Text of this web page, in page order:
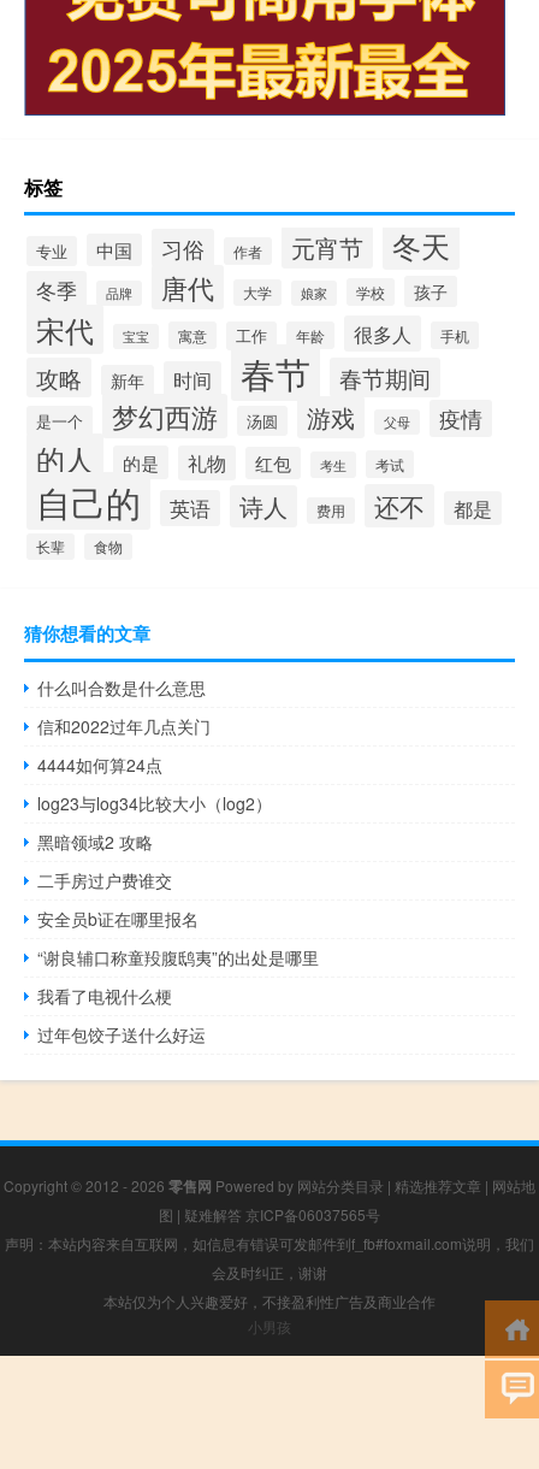
标签
专业 中国 习俗 作者 元宵节 冬天
冬季 品牌 唐代 大学 娘家 学校 孩子
宋代 宝宝 寓意 工作 年龄 很多人 手机
攻略 新年 时间 春节 春节期间
是一个 梦幻西游 汤圆 游戏 父母 疫情
的人 的是 礼物 红包 考生 考试
自己的 英语 诗人 费用 还不 都是
长辈 食物
猜你想看的文章
什么叫合数是什么意思
信和2022过年几点关门
4444如何算24点
log23与log34比较大小（log2）
黑暗领域2 攻略
二手房过户费谁交
安全员b证在哪里报名
“谢良辅口称童羖腹鸱夷”的出处是哪里
我看了电视什么梗
过年包饺子送什么好运
Copyright © 2012 - 2026 零售网 Powered by 网站分类目录 | 精选推荐文章 | 网站地
图 | 疑难解答 京ICP备06037565号
声明：本站内容来自互联网，如信息有错误可发邮件到f_fb#foxmail.com说明，我们
会及时纠正，谢谢
本站仅为个人兴趣爱好，不接盈利性广告及商业合作
小男孩